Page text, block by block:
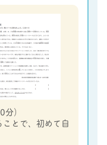
）
とで、初めて自